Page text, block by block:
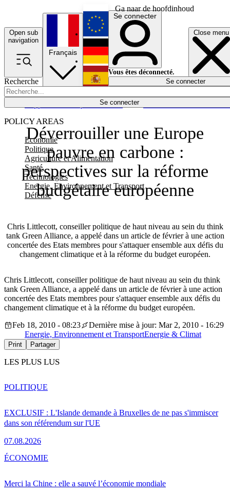
Ga naar de hoofdinhoud
Open sub
navigation
Close menu
Recherche
Se connecter
POLICY AREAS
Economie
Politique
Agriculture et Alimentation
Santé
Technologies
Energie, Environnement et Transport
Défense
Économie
Français
English
Deutsch
Español
Se connecter
Vous êtes déconnecté.
Se connecter
Déverrouiller une Europe
pauvre en carbone :
perspectives sur la réforme
budgétaire européenne
Chris Littlecott, conseiller politique de haut niveau au sein du think
tank Green Alliance, a appelé dans un article de février à une action
concertée des Etats membres pour s'attaquer ensemble aux défis du
changement climatique et à la réforme du budget européen.
Chris Littlecott, conseiller politique de haut niveau au sein du think
tank Green Alliance, a appelé dans un article de février à une action
concertée des Etats membres pour s'attaquer ensemble aux défis du
changement climatique et à la réforme du budget européen.
Feb 18, 2010 - 08:23
Dernière mise à jour: Mar 2, 2010 - 16:29
Energie, Environnement et TransportEnergie & Climat
Print Partager
LES PLUS LUS
EXCLUSIF : L'Islande demande à Bruxelles de ne pas s'immiscer
dans son référendum sur l'UE
07.08.2026
POLITIQUE
Merci la Chine : elle a sauvé l’économie mondiale
ÉCONOMIE